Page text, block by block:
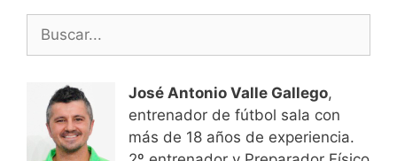
José Antonio Valle Gallego,
entrenador de fútbol sala con
más de 18 años de experiencia.